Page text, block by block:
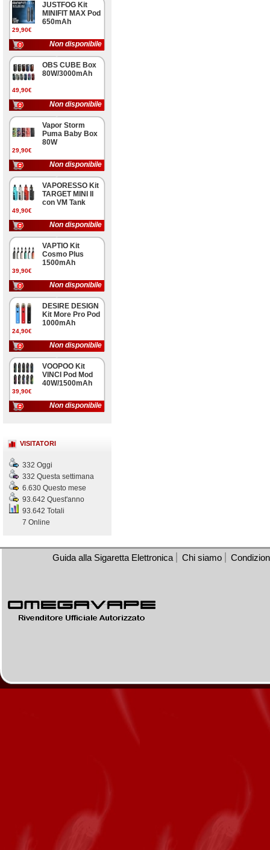
29,90€
JUSTFOG Kit
MINIFIT MAX Pod
650mAh
Non disponibile
49,90€
OBS CUBE Box
80W/3000mAh
Non disponibile
29,90€
Vapor Storm
Puma Baby Box
80W
Non disponibile
49,90€
VAPORESSO Kit
TARGET MINI II
con VM Tank
Non disponibile
39,90€
VAPTIO Kit
Cosmo Plus
1500mAh
Non disponibile
24,90€
DESIRE DESIGN
Kit More Pro Pod
1000mAh
Non disponibile
39,90€
VOOPOO Kit
VINCI Pod Mod
40W/1500mAh
Non disponibile
VISITATORI
332 Oggi
332 Questa settimana
6.630 Questo mese
93.642 Quest'anno
93.642 Totali
7 Online
Guida alla Sigaretta Elettronica Chi siamo